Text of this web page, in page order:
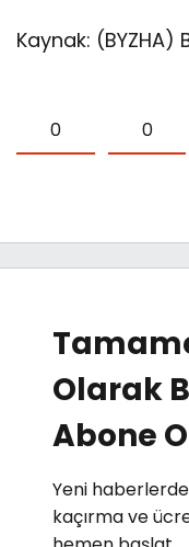
Kaynak: (BYZHA)
0 0
Olarak
Abone
Yeni
kaçırma ve